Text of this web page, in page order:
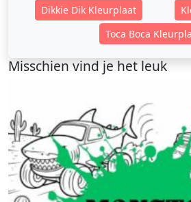
Dikkie Dik Kleurplaat
Toca Boca
Misschien vind je het leuk